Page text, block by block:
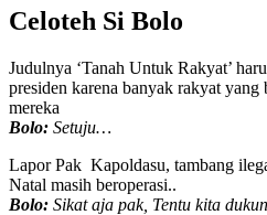
Celoteh Si Bolo
Judulnya ‘Tanah Untuk Rakyat’
presiden karena banyak rakyat yang
mereka
Bolo: Setuju…
Lapor Pak Kapoldasu, tambang
Natal masih beroperasi..
Bolo: Sikat aja pak, Tentu kita